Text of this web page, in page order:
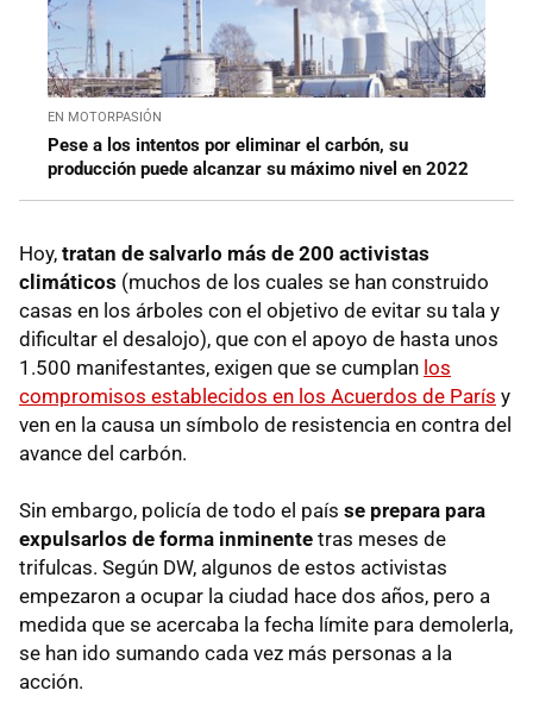
EN MOTORPASIÓN
Pese a los intentos por eliminar el carbón, su
producción puede alcanzar su máximo nivel en 2022
Hoy, tratan de salvarlo más de 200 activistas
climáticos (muchos de los cuales se han construido
casas en los árboles con el objetivo de evitar su tala y
dificultar el desalojo), que con el apoyo de hasta unos
1.500 manifestantes, exigen que se cumplan los
compromisos establecidos en los Acuerdos de París y
ven en la causa un símbolo de resistencia en contra del
avance del carbón.
Sin embargo, policía de todo el país se prepara para
expulsarlos de forma inminente tras meses de
trifulcas. Según DW, algunos de estos activistas
empezaron a ocupar la ciudad hace dos años, pero a
medida que se acercaba la fecha límite para demolerla,
se han ido sumando cada vez más personas a la
acción.